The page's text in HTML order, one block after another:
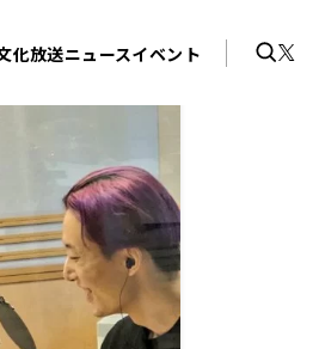
化放送ニュースイベント